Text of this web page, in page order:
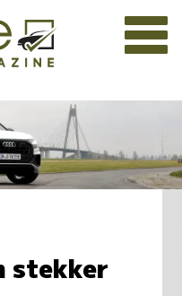
stekker